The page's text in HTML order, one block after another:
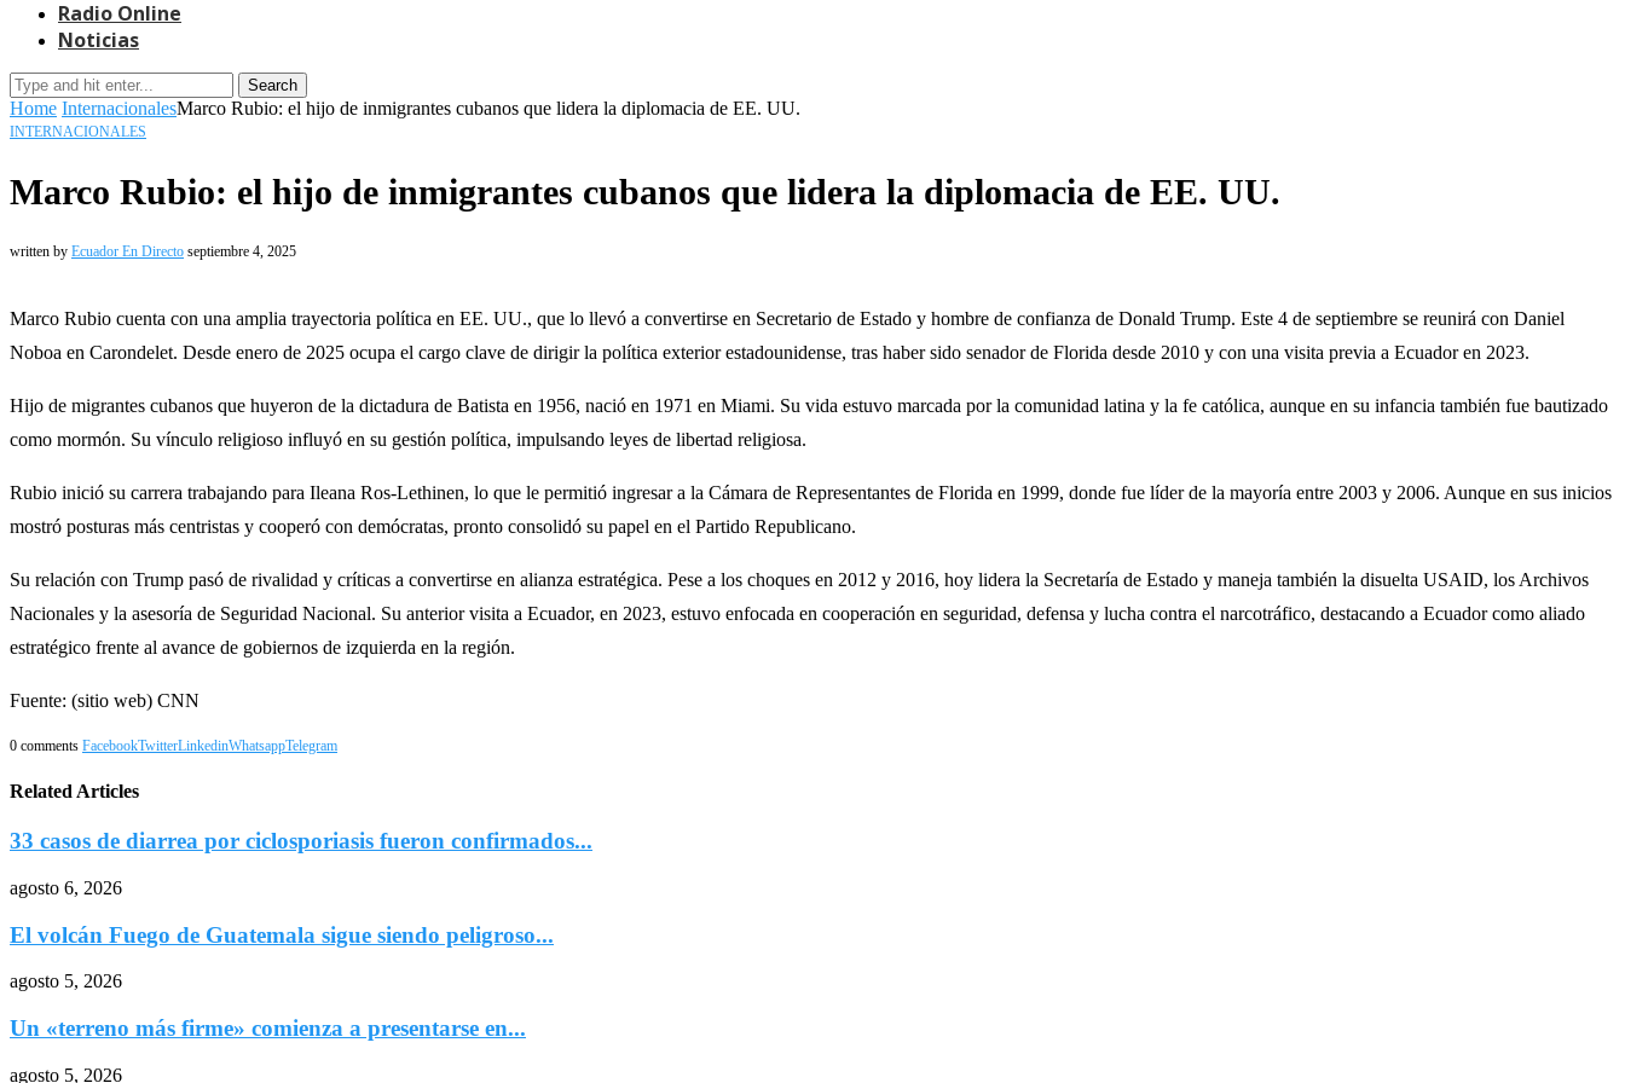
Radio Online
Noticias
Search
Home InternacionalesMarco Rubio: el hijo de inmigrantes cubanos que lidera la diplomacia de EE. UU.
INTERNACIONALES
Marco Rubio: el hijo de inmigrantes cubanos que lidera la diplomacia de EE. UU.
written by Ecuador En Directo septiembre 4, 2025
Marco Rubio cuenta con una amplia trayectoria política en EE. UU., que lo llevó a convertirse en Secretario de Estado y hombre de confianza de Donald Trump. Este 4 de septiembre se reunirá con Daniel
Noboa en Carondelet. Desde enero de 2025 ocupa el cargo clave de dirigir la política exterior estadounidense, tras haber sido senador de Florida desde 2010 y con una visita previa a Ecuador en 2023.
Hijo de migrantes cubanos que huyeron de la dictadura de Batista en 1956, nació en 1971 en Miami. Su vida estuvo marcada por la comunidad latina y la fe católica, aunque en su infancia también fue bautizado
como mormón. Su vínculo religioso influyó en su gestión política, impulsando leyes de libertad religiosa.
Rubio inició su carrera trabajando para Ileana Ros-Lethinen, lo que le permitió ingresar a la Cámara de Representantes de Florida en 1999, donde fue líder de la mayoría entre 2003 y 2006. Aunque en sus inicios
mostró posturas más centristas y cooperó con demócratas, pronto consolidó su papel en el Partido Republicano.
Su relación con Trump pasó de rivalidad y críticas a convertirse en alianza estratégica. Pese a los choques en 2012 y 2016, hoy lidera la Secretaría de Estado y maneja también la disuelta USAID, los Archivos
Nacionales y la asesoría de Seguridad Nacional. Su anterior visita a Ecuador, en 2023, estuvo enfocada en cooperación en seguridad, defensa y lucha contra el narcotráfico, destacando a Ecuador como aliado
estratégico frente al avance de gobiernos de izquierda en la región.
Fuente: (sitio web) CNN
0 comments FacebookTwitterLinkedinWhatsappTelegram
Related Articles
33 casos de diarrea por ciclosporiasis fueron confirmados...
agosto 6, 2026
El volcán Fuego de Guatemala sigue siendo peligroso...
agosto 5, 2026
Un «terreno más firme» comienza a presentarse en...
agosto 5, 2026